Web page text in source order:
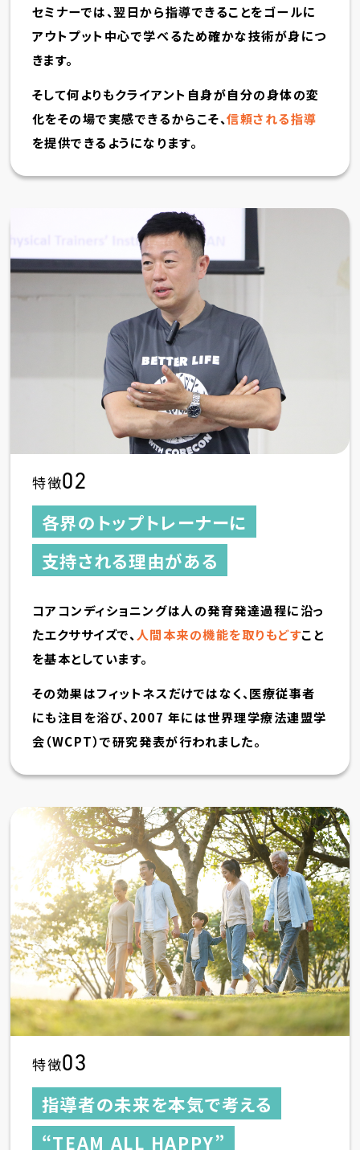
セミナーでは、翌日から指導できることをゴールに
アウトプット中心で学べるため確かな技術が身につ
きます。
そして何よりもクライアント自身が自分の身体の変
化をその場で実感できるからこそ、信頼される指導
を提供できるようになります。
特徴02
各界のトップトレーナーに
支持される理由がある
コアコンディショニングは人の発育発達過程に沿っ
たエクササイズで、 人間本来の機能を取りもどすこと
を基本としています。
その効果はフィットネスだけではなく、医療従事者
にも注目を浴び、2007 年には世界理学療法連盟学
会（WCPT）で研究発表が行われました。
特徴03
指導者の未来を本気で考える
“TEAM ALL HAPPY”